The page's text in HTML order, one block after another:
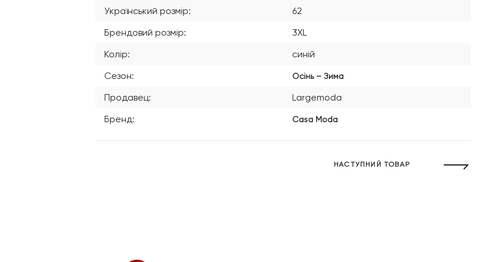
Український розмір:
62
Брендовий розмір:
3XL
Колір:
синій
Сезон:
Осінь – Зима
Продавец:
Largemoda
Бренд:
Casa Moda
НАСТУПНИЙ ТОВАР